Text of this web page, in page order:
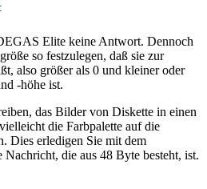
Elite keine Antwort. Dennoch
so festzulegen, daß sie zur
also größer als 0 und kleiner oder
-höhe ist.
das Bilder von Diskette in einen
die Farbpalette auf die
Dies erledigen Sie mit dem
die aus 48 Byte besteht, ist.